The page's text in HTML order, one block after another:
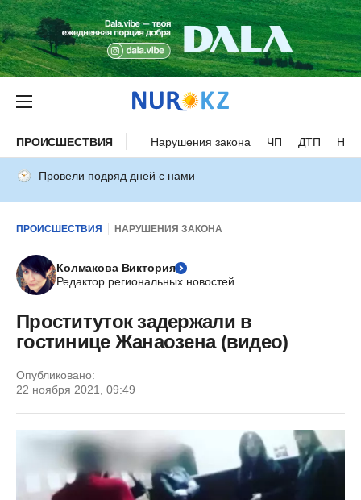
ПРОИСШЕСТВИЯ Нарушения закона ЧП ДТП
Провели подряд дней с нами
ПРОИСШЕСТВИЯ НАРУШЕНИЯ ЗАКОНА
Колмакова Виктория
Редактор региональных новостей
Проституток задержали в
гостинице Жанаозена (видео)
Опубликовано:
22 ноября 2021, 09:49